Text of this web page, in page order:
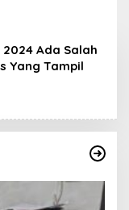
Ada Salah
Yang Tampil